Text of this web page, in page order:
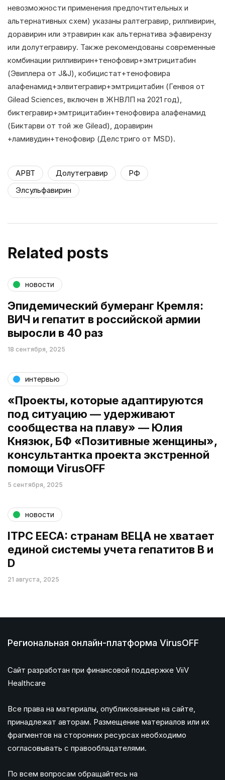
невозможности применения предпочтительных и
альтернативных схем) указаны ралтегравир, рилпивирин,
доравирин или этравирин как альтернатива эфавирензу
или долутегравиру. Также рекомендованы современные
комбинации рилпивирин+тенофовир+эмтрицитабин
(Эвиплера от J&J), кобицистат+тенофовира
алафенамид+элвитегравир+эмтрицитабин (Генвоя от
Gilead Sciences, включен в ЖНВЛП на 2021 год),
биктегравир+эмтрицитабин+тенофовира алафенамид
(Биктарви от той же Gilead), доравирин
+ламивудин+тенофовир (Делстриго от MSD).
АРВТ Долутегравир
РФ
Элсульфавирин
Related posts
новости
Эпидемический бумеранг Кремля:
ВИЧ и гепатит в российской армии
выросли в 40 раз
18 сентября, 2025
интервью
«Проекты, которые адаптируются
под ситуацию — удерживают
сообщества на плаву» — Юлия
Князюк, БФ «Позитивные женщины»,
консультантка проекта экстренной
помощи VirusOFF
5 сентября, 2025
новости
ITPC EECA: странам ВЕЦА не хватает
единой системы учета гепатитов В и
D
21 августа, 2025
Региональная онлайн-платформа VirusOFF
Сайт разработан при финансовой поддержке ViiV
Healthcare
Все права на материалы, опубликованные на сайте,
принадлежат авторам. Размещение материалов или их
фрагментов на сторонних ресурсах необходимо
согласовывать с правообладателями.
По всем вопросам обращайтесь на